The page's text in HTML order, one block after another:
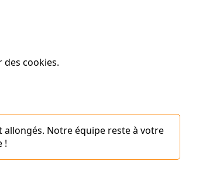
cookies.
Notre équipe reste à votre
!